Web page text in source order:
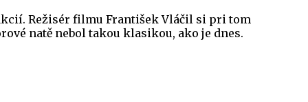
Režisér filmu František Vláčil si pri tom
natě nebol takou klasikou, ako je dnes.